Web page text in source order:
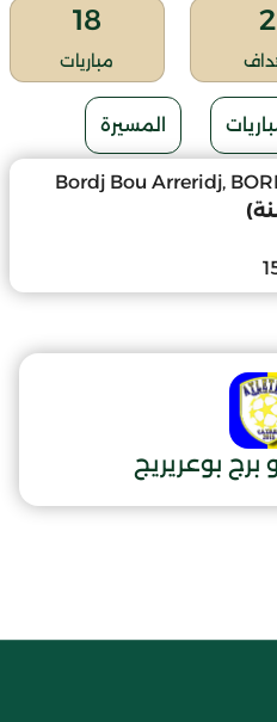
2
18
مباريات
المسيرة
Bordj Bou Arreridj,
برج بوعريريج